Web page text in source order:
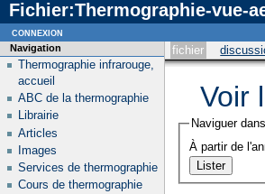
Fichier:Thermographie-vue-
fichier
Voir
Naviguer
À partir de
Navigation
Thermographie infrarouge,
accueil
ABC de la thermographie
Librairie
Articles
Images
Services de thermographie
Cours de thermographie
connexion